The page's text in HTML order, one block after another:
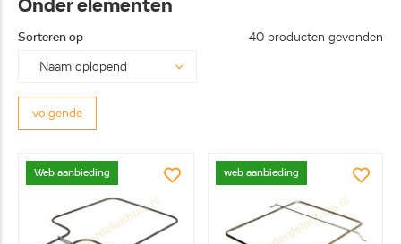
Onder elementen
Sorteren op 40 producten gevonden
volgende
Web aanbieding web aanbieding